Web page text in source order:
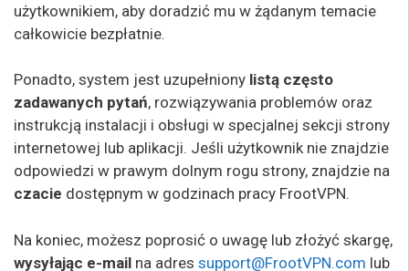
użytkownikiem, aby doradzić mu w żądanym temacie
całkowicie bezpłatnie.
Ponadto, system jest uzupełniony listą często
zadawanych pytań, rozwiązywania problemów oraz
instrukcją instalacji i obsługi w specjalnej sekcji strony
internetowej lub aplikacji. Jeśli użytkownik nie znajdzie
odpowiedzi w prawym dolnym rogu strony, znajdzie na
czacie dostępnym w godzinach pracy FrootVPN.
Na koniec, możesz poprosić o uwagę lub złożyć skargę,
wysyłając e-mail na adres support@FrootVPN.com lub